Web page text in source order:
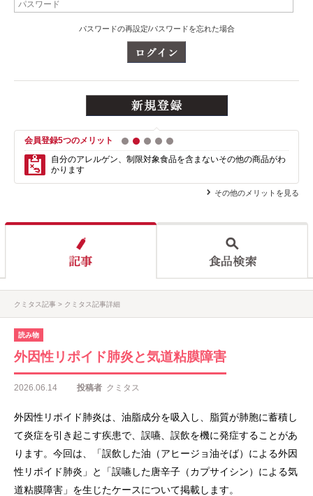
パスワードの再設定/パスワードを忘れた場合
会員登録5つのメリット 1 2 3 4
自分のアレルゲン、制限対象食品を含まないその他の商品がわ
かります
その他のメリットを見る
クミタス記事 クミタス記事詳細
読み物
外因性リポイド肺炎と気道粘膜障害
2026.06.14 投稿者 クミタス
外因性リポイド肺炎は、油脂成分を吸入し、脂質が肺胞に蓄積し
て炎症を引き起こす疾患で、誤嚥、誤飲を機に発症することがあ
ります。今回は、「誤飲した油（アヒージョ油そば）による外因
性リポイド肺炎」と「誤嚥した唐辛子（カプサイシン）による気
道粘膜障害」を生じたケースについて掲載します。